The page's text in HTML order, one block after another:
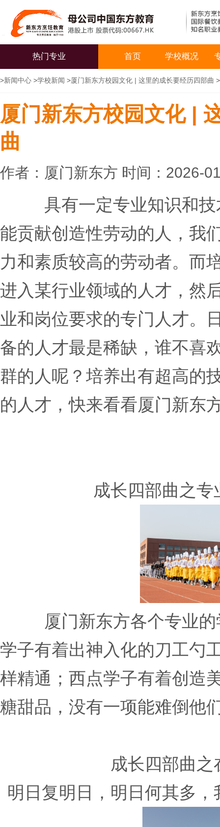
热门专业 首页 学校概况
>新闻中心 >学校新闻 >厦门新东方校园文化 | 这里的成长要经历四部曲
厦门新东方校园文化 |
曲
作者：厦门新东方 时间：2026-
具有一定专业知识和技
能贡献创造性劳动的人，我
力和素质较高的劳动者。而
进入某行业领域的人才，然
业和岗位要求的专门人才。
备的人才最是稀缺，谁不喜
群的人呢？培养出有超高的
的人才，快来看看厦门新东
成长四部曲之
厦门新东方各个专业
学子有着出神入化的刀工勺
样精通；西点学子有着创造
糖甜品，没有一项能难倒他
成长四部曲
明日复明日，明日何其多